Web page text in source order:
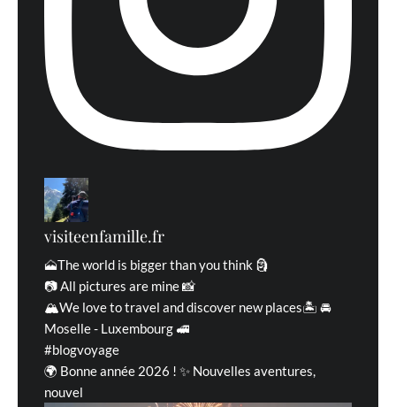
visiteenfamille.fr
🗻The world is bigger than you think 🗿
📷 All pictures are mine 📸
🏔We love to travel and discover new places🏝 🚘
Moselle - Luxembourg 🚅
#blogvoyage
🌍 Bonne année 2026 ! ✨ Nouvelles aventures,
nouvel